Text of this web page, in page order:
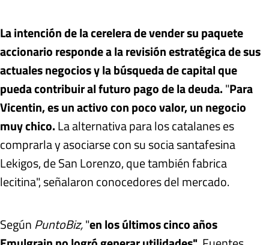
La intención de la cerelera de vender su paquete
accionario responde ala revisión estratégica de sus
actuales negocios y la búsqueda de capital que
pueda contribuir al futuro pago de la deuda."Para
Vicentin, es un activo con poco valor, un negocio
muy chico.La alternativa para los catalanes es
comprarla y asociarse con su socia santafesina
Lekigos, de San Lorenzo, que también fabrica
lecitina", señalaron conocedores del mercado.
SegúnPuntoBiz,"en los últimos cinco años